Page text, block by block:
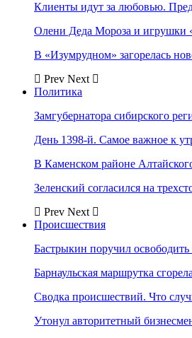
Клиенты идут за любовью.
Олени Деда Мороза и игрушки
В «Изумрудном» загорелась
Prev Next
Политика
Замгубернатора сибирского
День 1398-й. Самое важное к
В Каменском районе
Зеленский согласился на
Prev Next
Происшествия
Бастрыкин поручил
Барнаульская маршрутка
Сводка происшествий. Что
Утонул авторитетный